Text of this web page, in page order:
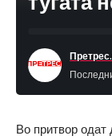
Во притвор одат